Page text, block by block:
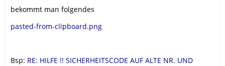
bekommt man folgendes
pasted-from-clipboard.png
Bsp: RE: HILFE !! SICHERHEITSCODE AUF ALTE NR. UND